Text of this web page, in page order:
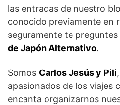
las entradas de nuestro
conocido previamente en
seguramente te preguntes
de Japón Alternativo.
Somos Carlos Jesús y Pili
apasionados de los viajes
encanta organizarnos